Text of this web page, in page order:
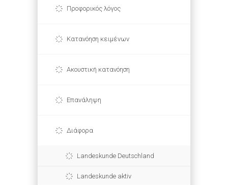
Προφορικός λόγος
Κατανόηση κειμένων
Ακουστική κατανόηση
Επανάληψη
Διάφορα
Landeskunde Deutschland
Landeskunde aktiv